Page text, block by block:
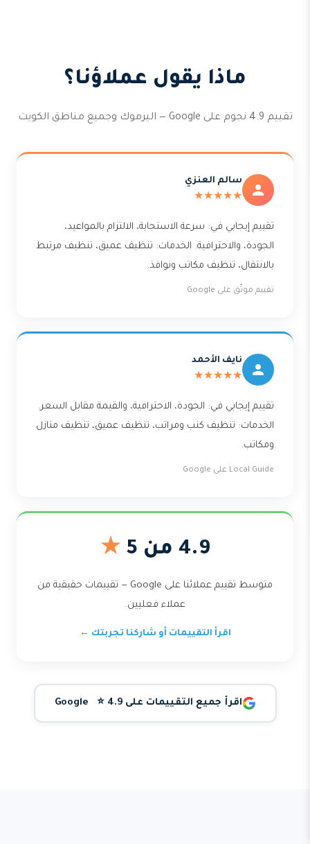
ماذا يقول عملاؤنا؟
تقييم 4.9 نجوم على Google — اليرموك وجميع مناطق الكويت
سالم العنزي
★★★★★
تقييم إيجابي في: سرعة الاستجابة، الالتزام بالمواعيد،
الجودة، والاحترافية. الخدمات: تنظيف عميق، تنظيف مرتبط
بالانتقال، تنظيف مكاتب ونوافذ.
تقييم موثّق على Google
نايف الأحمد
★★★★★
تقييم إيجابي في: الجودة، الاحترافية، والقيمة مقابل السعر.
الخدمات: تنظيف كنب ومراتب، تنظيف عميق، تنظيف منازل
ومكاتب.
Local Guide على Google
4.9 من 5 ★
متوسط تقييم عملائنا على Google — تقييمات حقيقية من
عملاء فعليين.
اقرأ التقييمات أو شاركنا تجربتك ←
اقرأ جميع التقييمات على Google ⭐ 4.9